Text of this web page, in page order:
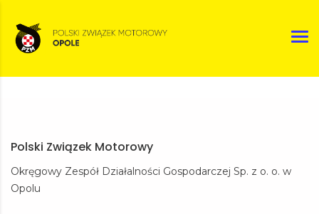
Polski Związek Motorowy
Okręgowy Zespół Działalności Gospodarczej Sp. z o. o. w
Opolu